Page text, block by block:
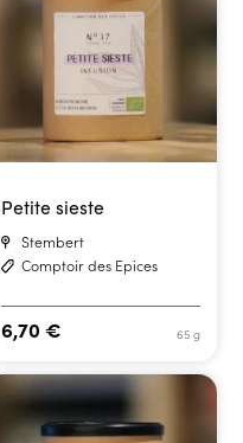
Petite sieste
Stembert
Comptoir des Epices
65 g
6,70 €